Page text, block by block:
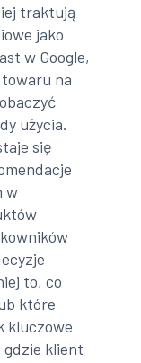
traktują
jako
w Google,
na
użycia.
się
w
to, co
które
kluczowe
gdzie klient